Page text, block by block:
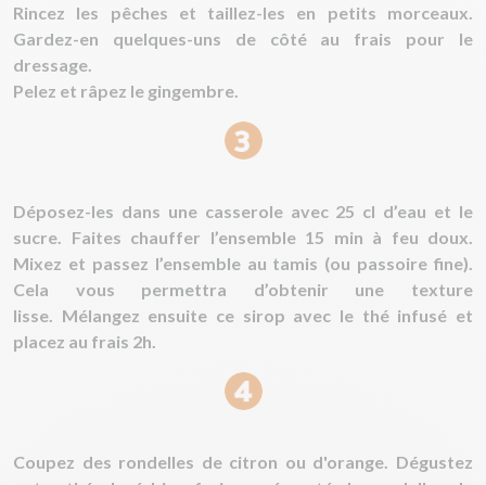
Rincez les pêches et taillez-les en petits morceaux.
Gardez-en quelques-uns de côté au frais pour le
dressage.
Pelez et râpez le gingembre.
Déposez-les dans une casserole avec 25 cl d’eau et le
sucre. Faites chauffer l’ensemble 15 min à feu doux.
Mixez et passez l’ensemble au tamis (ou passoire fine).
Cela vous permettra d’obtenir une texture
lisse. Mélangez ensuite ce sirop avec le thé infusé et
placez au frais 2h.
Coupez des rondelles de citron ou d'orange. Dégustez